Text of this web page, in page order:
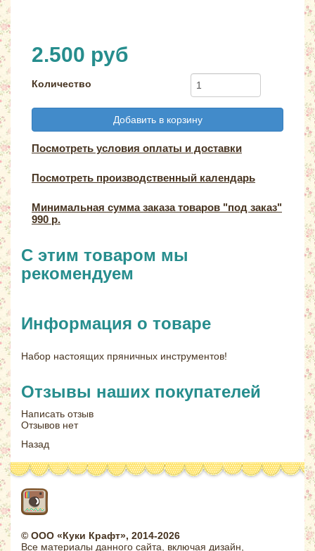
2.500 руб
Количество
Добавить в корзину
Посмотреть условия оплаты и доставки
Посмотреть производственный календарь
Минимальная сумма заказа товаров "под заказ"
990 р.
С этим товаром мы
рекомендуем
Информация о товаре
Набор настоящих пряничных инструментов!
Отзывы наших покупателей
Написать отзыв
Отзывов нет
Назад
© ООО «Куки Крафт», 2014-2026
Все материалы данного сайта, включая дизайн,